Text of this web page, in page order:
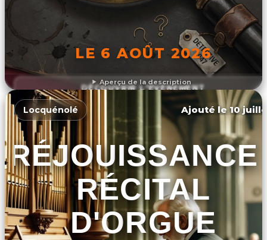
Aperçu de la description
LE 6 AOÛT 2026
DÉCOUVRIR L'ÉVÉNEMENT
Locquénolé Ajouté le 10
RÉJOUISSANCE
RÉCITAL
D'ORGUE